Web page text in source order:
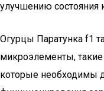
улучшению состояния
Огурцы Паратунка f1
микроэлементы,
которые необходимы